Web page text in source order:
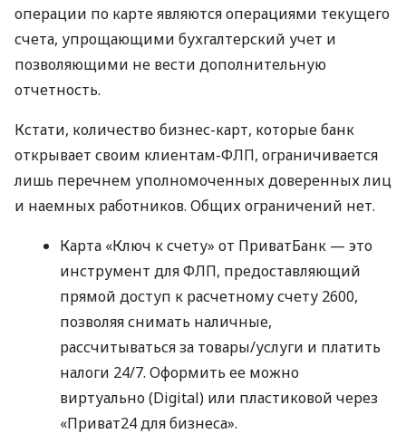
операции по карте являются операциями текущего
счета, упрощающими бухгалтерский учет и
позволяющими не вести дополнительную
отчетность.
Кстати, количество бизнес-карт, которые банк
открывает своим клиентам-ФЛП, ограничивается
лишь перечнем уполномоченных доверенных лиц
и наемных работников. Общих ограничений нет.
Карта «Ключ к счету» от ПриватБанк — это
инструмент для ФЛП, предоставляющий
прямой доступ к расчетному счету 2600,
позволяя снимать наличные,
рассчитываться за товары/услуги и платить
налоги 24/7. Оформить ее можно
виртуально (Digital) или пластиковой через
«Приват24 для бизнеса».